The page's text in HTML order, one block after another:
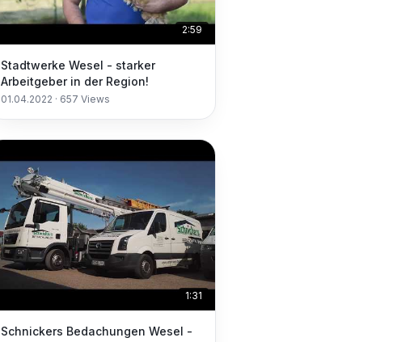
2:59
Stadtwerke Wesel - starker
Arbeitgeber in der Region!
01.04.2022 · 657 Views
1:31
Schnickers Bedachungen Wesel -